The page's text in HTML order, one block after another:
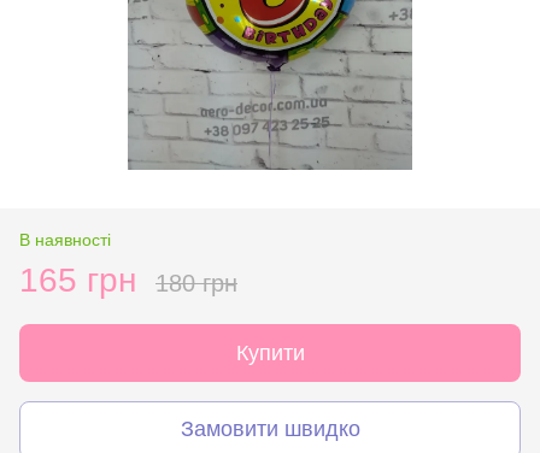
В наявності
165 грн 180 грн
Купити
Замовити швидко